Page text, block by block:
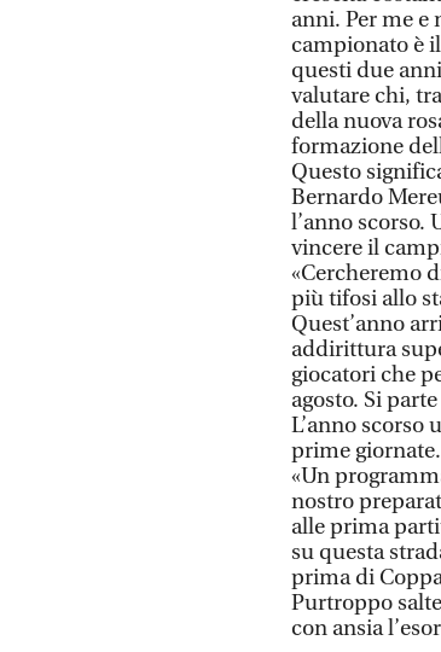
anni. Per me
campionato è
questi due
valutare chi,
della nuova
formazione
Questo
Bernardo
l’anno scorso.
vincere il
«Cercheremo
più tifosi allo
Quest’anno
addirittura
giocatori che
agosto. Si
L’anno
prime
«Un
nostro
alle prima
su questa
prima di
Purtroppo
con ansia